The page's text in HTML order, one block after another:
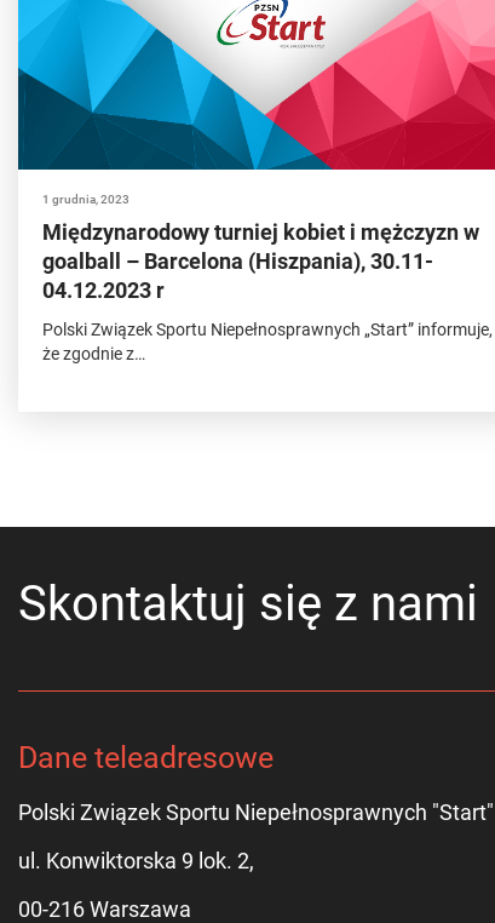
1 grudnia, 2023
Międzynarodowy turniej kobiet i mężczyzn w
goalball – Barcelona (Hiszpania), 30.11-
04.12.2023 r
Polski Związek Sportu Niepełnosprawnych „Start” informuje,
że zgodnie z…
Skontaktuj się z nami
Dane teleadresowe
Polski Związek Sportu Niepełnosprawnych "Start"
ul. Konwiktorska 9 lok. 2,
00-216 Warszawa